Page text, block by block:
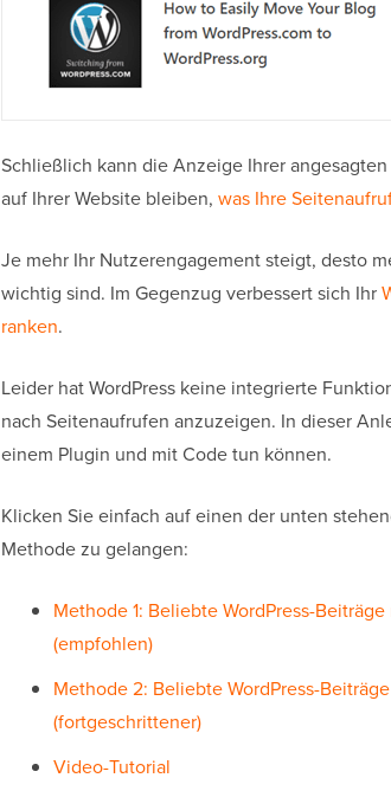
Schließlich kann die Anzeige Ihrer
auf Ihrer Website bleiben, was Ihre
Je mehr Ihr Nutzerengagement steigt, desto
wichtig sind. Im Gegenzug verbessert sich Ihr
ranken.
Leider hat WordPress keine integrierte
nach Seitenaufrufen anzuzeigen. In dieser
einem Plugin und mit Code tun können.
Klicken Sie einfach auf einen der unten
Methode zu gelangen:
Methode 1: Beliebte WordPress-
(empfohlen)
Methode 2: Beliebte WordPress-
(fortgeschrittener)
Video-Tutorial